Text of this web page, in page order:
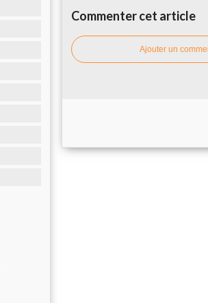
Commenter cet article
Ajouter un